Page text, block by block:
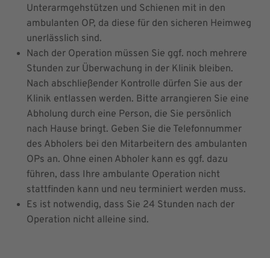
Unterarmgehstützen und Schienen mit in den
ambulanten OP, da diese für den sicheren Heimweg
unerlässlich sind.
Nach der Operation müssen Sie ggf. noch mehrere
Stunden zur Überwachung in der Klinik bleiben.
Nach abschließender Kontrolle dürfen Sie aus der
Klinik entlassen werden. Bitte arrangieren Sie eine
Abholung durch eine Person, die Sie persönlich
nach Hause bringt. Geben Sie die Telefonnummer
des Abholers bei den Mitarbeitern des ambulanten
OPs an. Ohne einen Abholer kann es ggf. dazu
führen, dass Ihre ambulante Operation nicht
stattfinden kann und neu terminiert werden muss.
Es ist notwendig, dass Sie 24 Stunden nach der
Operation nicht alleine sind.